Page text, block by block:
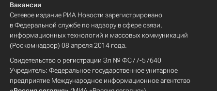
Вакансии
Сетевое издание РИА Новости зарегистрировано
в Федеральной службе по надзору в сфере связи,
информационных технологий и массовых коммуникаций
(Роскомнадзор) 08 апреля 2014 года.
Свидетельство о регистрации Эл № ФС77-57640
Учредитель: Федеральное государственное унитарное
предприятие Международное информационное агентство